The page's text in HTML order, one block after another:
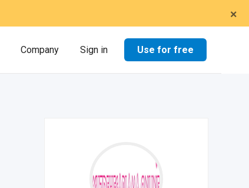
×
Company Sign in Use for free